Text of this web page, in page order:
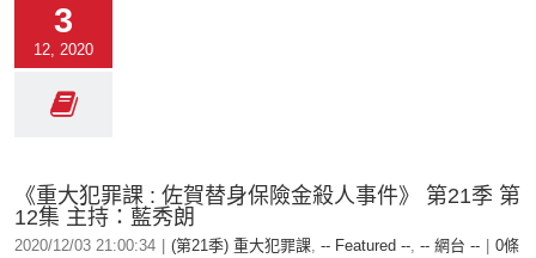
3
12, 2020
《重大犯罪課 : 佐賀替身保險金殺人事件》 第21季 第
12集 主持：藍秀朗
2020/12/03 21:00:34 (第21季) 重大犯罪課, -- Featured --, -- 網台 --
0條